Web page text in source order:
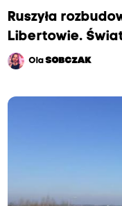
Ruszyła
Libertowie.
OlaSOBCZAK